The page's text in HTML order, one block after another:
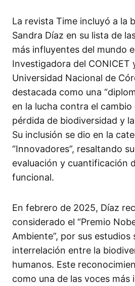
La revista Time incluyó a la
Sandra Díaz en su lista de
más influyentes del mundo
Investigadora del CONICET
Universidad Nacional de
destacada como una
en la lucha contra el cambio
pérdida de biodiversidad y
Su inclusión se dio en la
“Innovadores”, resaltando
evaluación y cuantificación
funcional.
En febrero de 2025, Díaz
considerado el “Premio
Ambiente”, por sus estudios
interrelación entre la
humanos. Este
como una de las voces más